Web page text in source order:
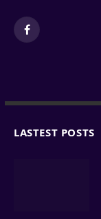
Facebook
LASTEST POSTS